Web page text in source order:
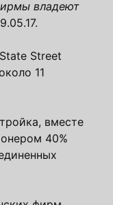
владеют
Street
11
вместе
40%